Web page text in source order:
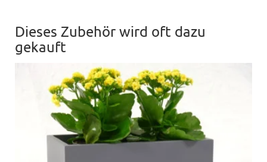
Dieses Zubehör wird oft dazu
gekauft